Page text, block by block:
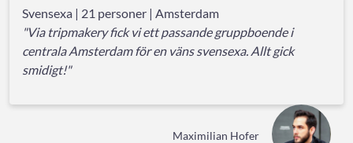
Svensexa | 21 personer | Amsterdam
"Via tripmakery fick vi ett passande gruppboende i
centrala Amsterdam för en väns svensexa. Allt gick
smidigt!"
Maximilian Hofer